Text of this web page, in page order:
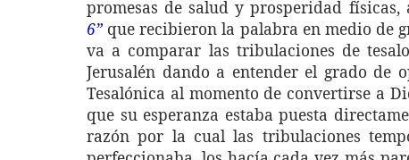
promesas de salud y prosperidad
6” que recibieron la palabra en medio de
va a comparar las tribulaciones de
Jerusalén dando a entender el grado de
Tesalónica al momento de convertirse a
que su esperanza estaba puesta
razón por la cual las tribulaciones